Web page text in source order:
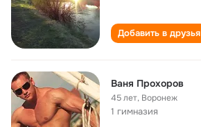
Добавить в друзья
Ваня Прохоров
45 лет, Воронеж
1 гимназия